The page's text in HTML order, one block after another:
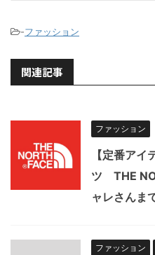
-ファッション
関連記事
ファッション
【定番ア
ツ THE
ャレさんま
ファッション